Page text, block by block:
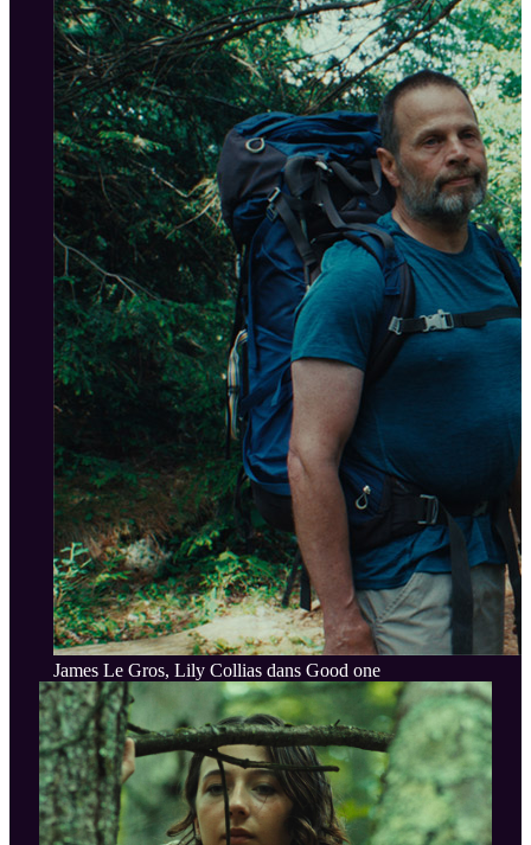
James Le Gros, Lily Collias dans Good one